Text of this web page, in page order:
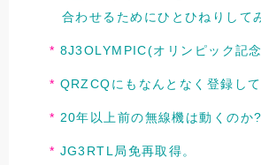
合わせるためにひとひねりして
8J3OLYMPIC(オリンピック記
QRZCQにもなんとなく登録して
20年以上前の無線機は動くのか
JG3RTL局免再取得。